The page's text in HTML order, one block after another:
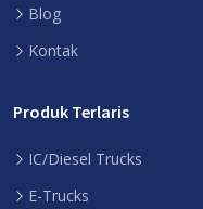
Blog
Kontak
Produk Terlaris
IC/Diesel Trucks
E-Trucks